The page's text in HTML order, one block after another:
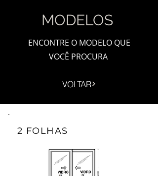
MODELOS
ENCONTRE O MODELO QUE
VOCÊ PROCURA
VOLTAR
2 FOLHAS